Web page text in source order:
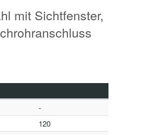
mit Sichtfenster,
-
120